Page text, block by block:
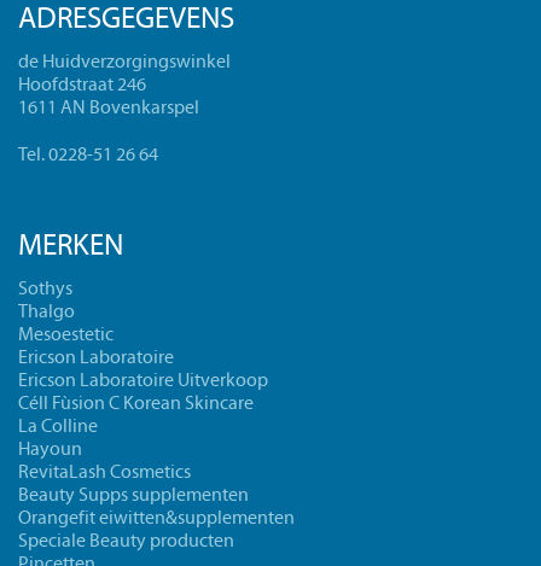
ADRESGEGEVENS
de Huidverzorgingswinkel
Hoofdstraat 246
1611 AN Bovenkarspel
Tel. 0228-51 26 64
MERKEN
Sothys
Thalgo
Mesoestetic
Ericson Laboratoire
Ericson Laboratoire Uitverkoop
Céll Fùsion C Korean Skincare
La Colline
Hayoun
RevitaLash Cosmetics
Beauty Supps supplementen
Orangefit eiwitten&supplementen
Speciale Beauty producten